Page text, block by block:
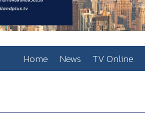
Home News TV Online